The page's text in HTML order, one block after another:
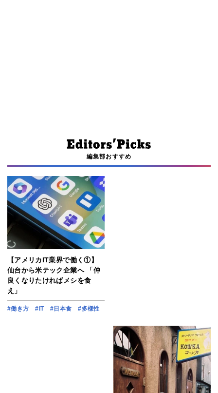
編集部おすすめ
【アメリカIT業界で働く①】
仙台から米テック企業へ 「仲
良くなりたければメシを食
え」
#働き方 #IT #日本食 #多様性